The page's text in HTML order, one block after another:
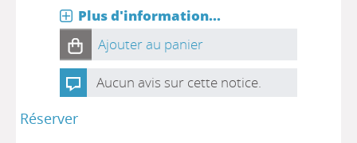
Plus d'information...
Ajouter au panier
Aucun avis sur cette notice.
Réserver